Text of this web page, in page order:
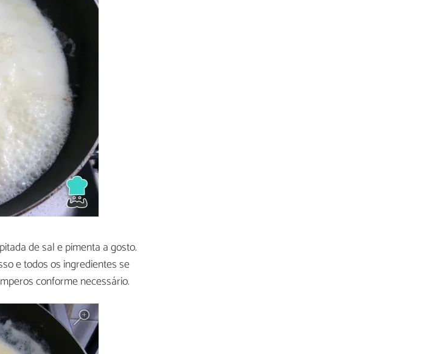
de sal e pimenta a gosto.
e todos os ingredientes se
conforme necessário.